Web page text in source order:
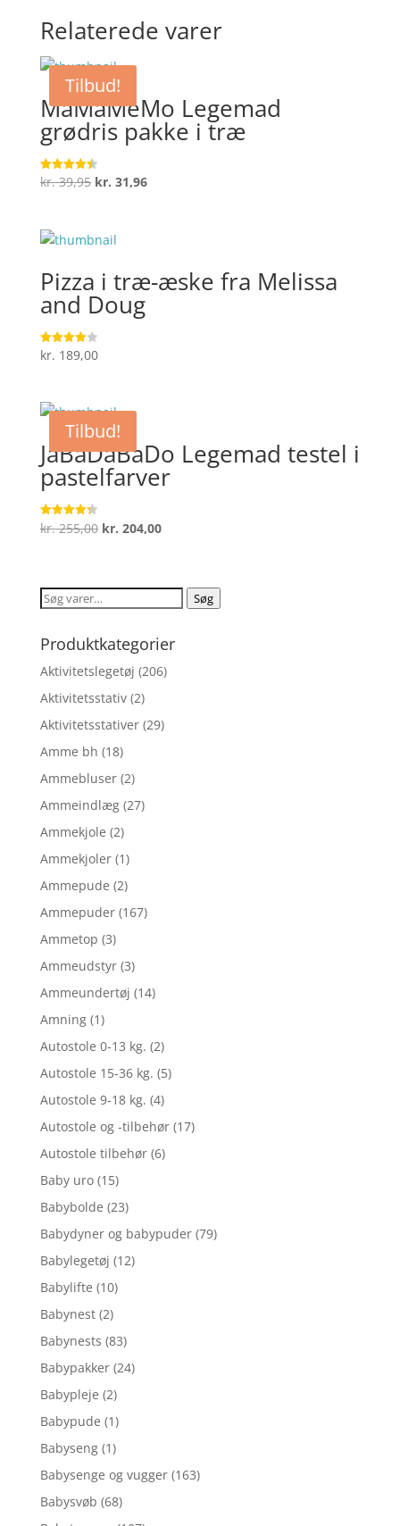
Relaterede varer
Tilbud!
MaMaMeMo Legemad
grødris pakke i træ
Vurderet
4.5
kr.39,95 Den
var:
kr. 31,96Den
Pizza i træ-æske fra Melissa
and Doug
Vurderet
4
kr. 189,00
Tilbud!
JaBaDaBaDo Legemad testel i
pastelfarver
Vurderet
4.3
kr.255,00 Den
var:
kr. 255,00.
kr. 204,00Den
er:
kr. 204,00.
Søg
Søg
Produktkategorier
Aktivitetslegetøj (206)
Aktivitetsstativ (2)
Aktivitetsstativer (29)
Amme bh (18)
Ammebluser (2)
Ammeindlæg (27)
Ammekjole (2)
Ammekjoler (1)
Ammepude (2)
Ammepuder (167)
Ammetop (3)
Ammeudstyr (3)
Ammeundertøj (14)
Amning (1)
Autostole 0-13 kg. (2)
Autostole 15-36 kg. (5)
Autostole 9-18 kg. (4)
Autostole og -tilbehør (17)
Autostole tilbehør (6)
Baby uro (15)
Babybolde (23)
Babydyner og babypuder (79)
Babylegetøj (12)
Babylifte (10)
Babynest (2)
Babynests (83)
Babypakker (24)
Babypleje (2)
Babypude (1)
Babyseng (1)
Babysenge og vugger (163)
Babysvøb (68)